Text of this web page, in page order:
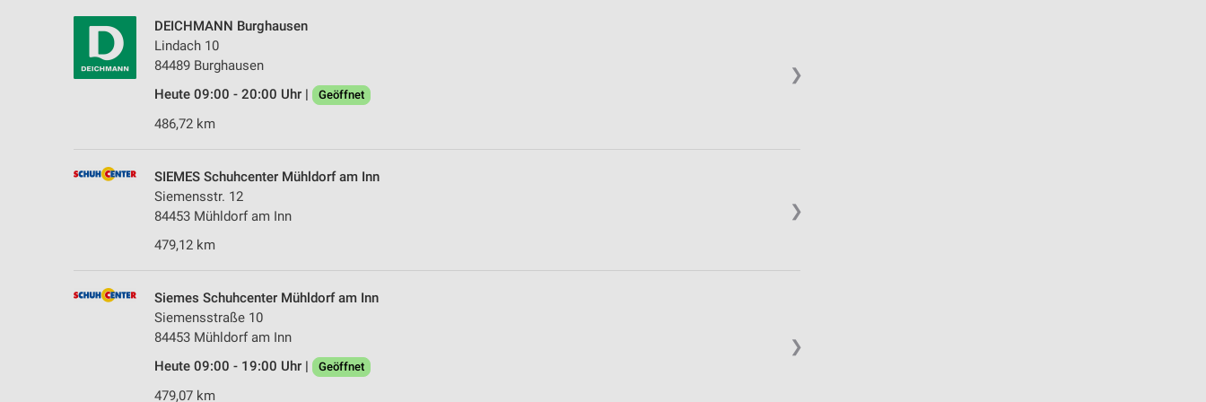
❯
DEICHMANN Burghausen
Lindach 10
84489 Burghausen
Heute 09:00 - 20:00 Uhr |
Geöffnet
486,72 km
❯
SIEMES Schuhcenter Mühldorf am Inn
Siemensstr. 12
84453 Mühldorf am Inn
479,12 km
❯
Siemes Schuhcenter Mühldorf am Inn
Siemensstraße 10
84453 Mühldorf am Inn
Heute 09:00 - 19:00 Uhr |
Geöffnet
479,07 km